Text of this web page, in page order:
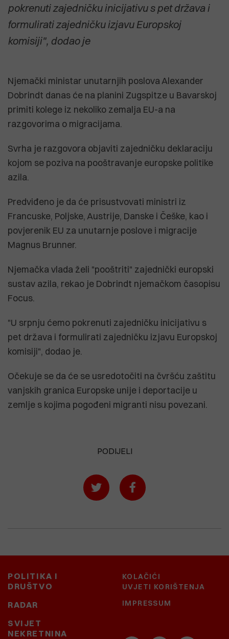
pokrenuti zajedničku inicijativu s pet država i
formulirati zajedničku izjavu Europskoj
komisiji", dodao je
Njemački ministar unutarnjih poslova Alexander
Dobrindt danas će na planini Zugspitze u Bavarskoj
primiti kolege iz nekoliko zemalja EU-a na
razgovorima o migracijama.
Svrha je razgovora objaviti zajedničku deklaraciju
kojom se poziva na pooštravanje europske politike
azila.
Predviđeno je da će prisustvovati ministri iz
Francuske, Poljske, Austrije, Danske i Češke, kao i
povjerenik EU za unutarnje poslove i migracije
Magnus Brunner.
Njemačka vlada želi "pooštriti" zajednički europski
sustav azila, rekao je Dobrindt njemačkom časopisu
Focus.
"U srpnju ćemo pokrenuti zajedničku inicijativu s
pet država i formulirati zajedničku izjavu Europskoj
komisiji", dodao je.
Očekuje se da će se usredotočiti na čvršću zaštitu
vanjskih granica Europske unije i deportacije u
zemlje s kojima pogođeni migranti nisu povezani.
PODIJELI
POLITIKA I
DRUŠTVO
RADAR
SVIJET
NEKRETNINA
KOLAČIĆI
UVJETI KORIŠTENJA
IMPRESSUM